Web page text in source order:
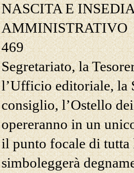
NASCITA E
AMMINISTRATIVO
469
Segretariato, la
l’Ufficio editoriale, la
consiglio, l’Ostello
opereranno in un
il punto focale di tutta
simboleggerà